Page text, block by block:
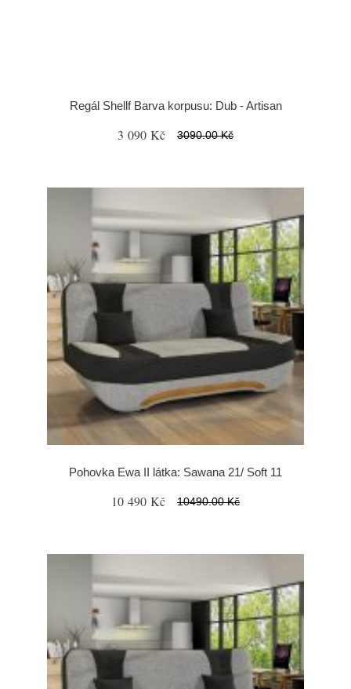
Regál Shellf Barva korpusu: Dub - Artisan
3 090 Kč 3090.00 Kč
Pohovka Ewa II látka: Sawana 21/ Soft 11
10 490 Kč 10490.00 Kč